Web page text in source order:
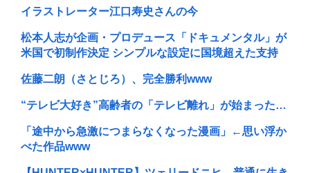
イラストレーター江口寿史さんの今
松本人志が企画・プロデュース「ドキュメンタル」が
米国で初制作決定 シンプルな設定に国境超えた支持
佐藤二朗（さとじろ）、完全勝利www
“テレビ大好き”高齢者の「テレビ離れ」が始まった…
「途中から急激につまらなくなった漫画」←思い浮か
べた作品www